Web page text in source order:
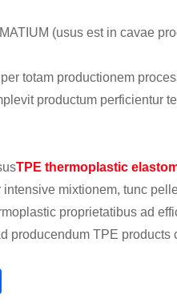
(usus est in cavae
totam productionem
productum perficientur
TPE thermoplastic
mixtionem, tunc
proprietatibus ad
producendum TPE